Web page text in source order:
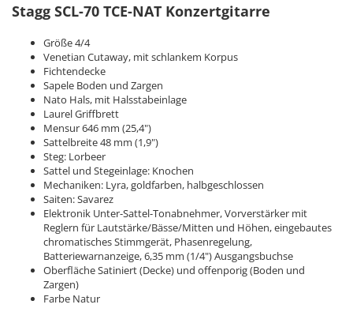
Stagg SCL-70 TCE-NAT Konzertgitarre
Größe 4/4
Venetian Cutaway, mit schlankem Korpus
Fichtendecke
Sapele Boden und Zargen
Nato Hals, mit Halsstabeinlage
Laurel Griffbrett
Mensur 646 mm (25,4")
Sattelbreite 48 mm (1,9")
Steg: Lorbeer
Sattel und Stegeinlage: Knochen
Mechaniken: Lyra, goldfarben, halbgeschlossen
Saiten: Savarez
Elektronik Unter-Sattel-Tonabnehmer, Vorverstärker mit
Reglern für Lautstärke/Bässe/Mitten und Höhen, eingebautes
chromatisches Stimmgerät, Phasenregelung,
Batteriewarnanzeige, 6,35 mm (1/4") Ausgangsbuchse
Oberfläche Satiniert (Decke) und offenporig (Boden und
Zargen)
Farbe Natur